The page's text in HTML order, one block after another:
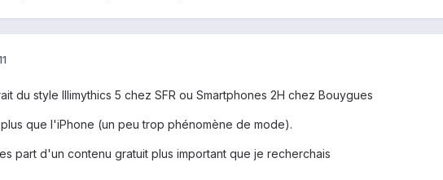
du style Illimythics 5 chez SFR ou Smartphones 2H chez Bouygues
que l'iPhone (un peu trop phénomène de mode).
part d'un contenu gratuit plus important que je recherchais